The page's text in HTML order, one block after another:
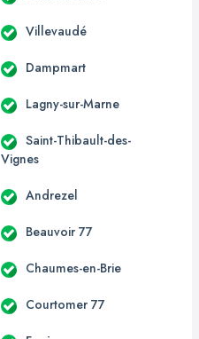
Villevaudé
Dampmart
Lagny-sur-Marne
Saint-Thibault-des-
Vignes
Andrezel
Beauvoir 77
Chaumes-en-Brie
Courtomer 77